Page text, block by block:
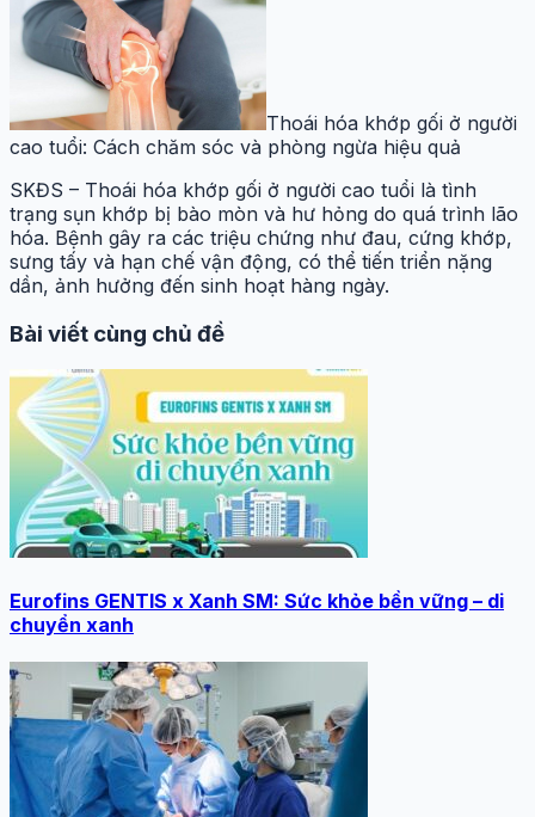
Thoái hóa khớp gối ở người
cao tuổi: Cách chăm sóc và phòng ngừa hiệu quả
SKĐS – Thoái hóa khớp gối ở người cao tuổi là tình
trạng sụn khớp bị bào mòn và hư hỏng do quá trình lão
hóa. Bệnh gây ra các triệu chứng như đau, cứng khớp,
sưng tấy và hạn chế vận động, có thể tiến triển nặng
dần, ảnh hưởng đến sinh hoạt hàng ngày.
Bài viết cùng chủ đề
Eurofins GENTIS x Xanh SM: Sức khỏe bền vững – di
chuyển xanh